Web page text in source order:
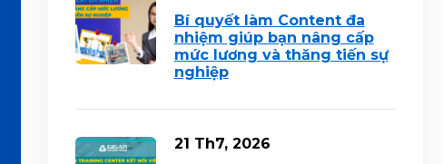
Bí quyết làm Content đa
nhiệm giúp bạn nâng cấp
mức lương và thăng tiến sự
nghiệp
21 Th7, 2026